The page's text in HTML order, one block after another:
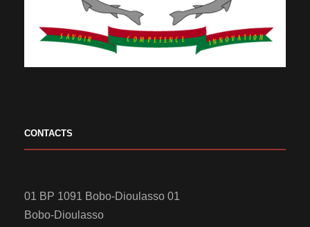
CONTACTS
01 BP 1091 Bobo-Dioulasso 01
Bobo-Dioulasso